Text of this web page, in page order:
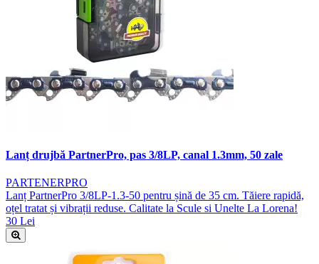
Lanț drujbă PartnerPro, pas 3/8LP, canal 1.3mm, 50 zale
PARTENERPRO
Lanț PartnerPro 3/8LP-1.3-50 pentru șină de 35 cm. Tăiere rapidă,
oțel tratat și vibrații reduse. Calitate la Scule si Unelte La Lorena!
30 Lei